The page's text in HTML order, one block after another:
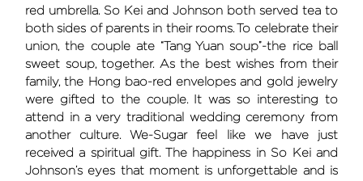
red umbrella. So Kei and Johnson both served tea to
both sides of parents in their rooms. To celebrate their
union, the couple ate “Tang Yuan soup”-the rice ball
sweet soup, together. As the best wishes from their
family, the Hong bao-red envelopes and gold jewelry
were gifted to the couple. It was so interesting to
attend in a very traditional wedding ceremony from
another culture. We-Sugar feel like we have just
received a spiritual gift. The happiness in So Kei and
Johnson’s eyes that moment is unforgettable and is